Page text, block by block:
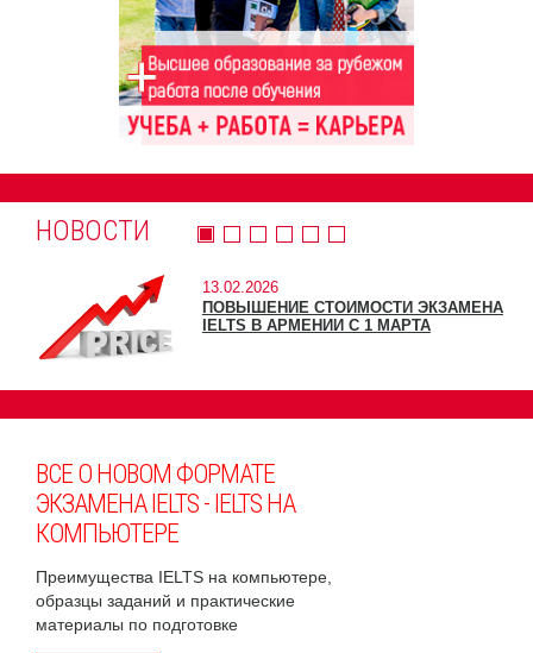
НОВОСТИ
13.02.2026
ПОВЫШЕНИЕ СТОИМОСТИ ЭКЗАМЕНА
IELTS В АРМЕНИИ С 1 МАРТА
ВСЕ О НОВОМ ФОРМАТЕ
ЭКЗАМЕНА IELTS - IELTS НА
КОМПЬЮТЕРЕ
Преимущества IELTS на компьютере,
образцы заданий и практические
материалы по подготовке